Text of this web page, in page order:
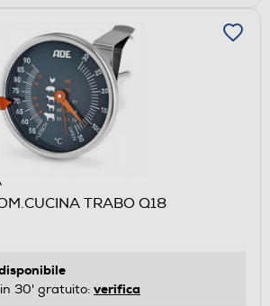
TRABO Q18
30' gratuito: verifica